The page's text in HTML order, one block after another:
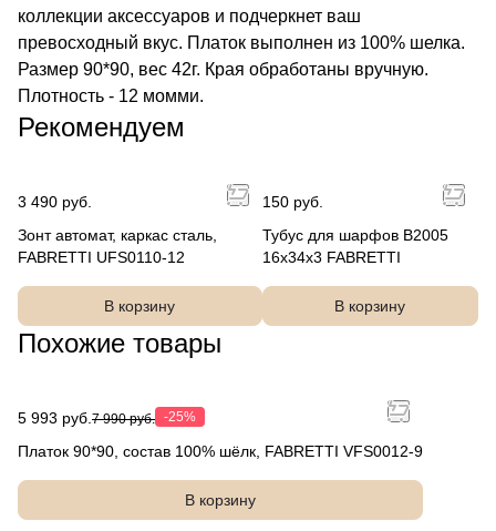
коллекции аксессуаров и подчеркнет ваш
превосходный вкус. Платок выполнен из 100% шелка.
Размер 90*90, вес 42г. Края обработаны вручную.
Плотность - 12 момми.
Рекомендуем
3 490 руб.
Зонт автомат, каркас сталь,
FABRETTI UFS0110-12
В корзину
150 руб.
Тубус для шарфов B2005
16x34x3 FABRETTI
В корзину
Похожие товары
5 993 руб. 7 990 руб. -25%
Платок 90*90, состав 100% шёлк, FABRETTI VFS0012-9
В корзину